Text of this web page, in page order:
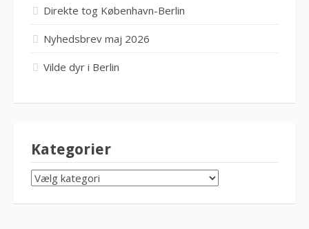
Direkte tog København-Berlin
Nyhedsbrev maj 2026
Vilde dyr i Berlin
Kategorier
KATEGORIER